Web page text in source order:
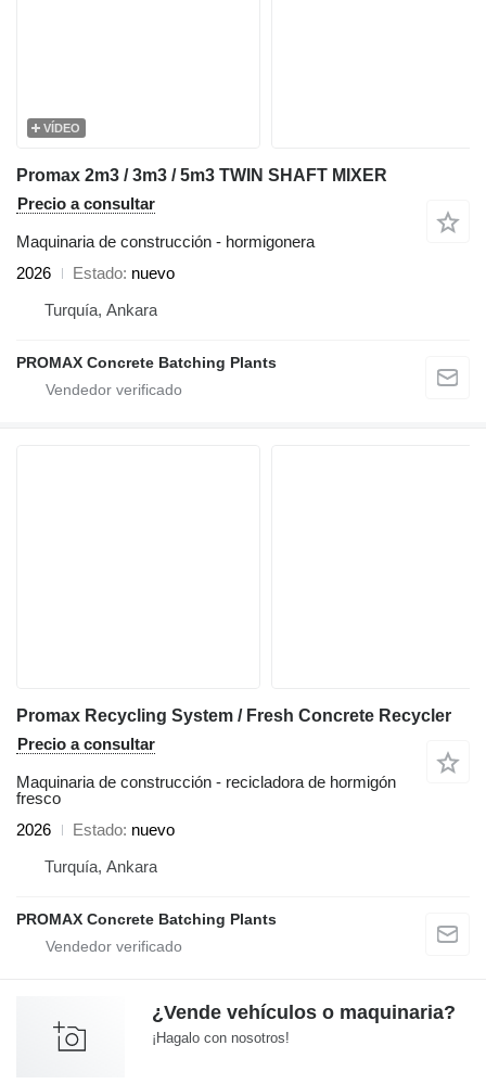
VÍDEO
Promax 2m3 / 3m3 / 5m3 TWIN SHAFT MIXER
Precio a consultar
Maquinaria de construcción - hormigonera
2026
Estado nuevo
Turquía, Ankara
PROMAX Concrete Batching Plants
Promax Recycling System / Fresh Concrete Recycler
Precio a consultar
Maquinaria de construcción - recicladora de hormigón
fresco
2026
Estado nuevo
Turquía, Ankara
PROMAX Concrete Batching Plants
¿Vende vehículos o maquinaria?
¡Hagalo con nosotros!